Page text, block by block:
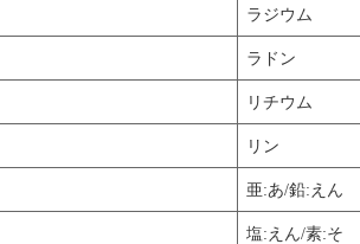
ラジウム
ラドン
リチウム
リン
亜:あ/鉛:えん
塩:えん/素:そ